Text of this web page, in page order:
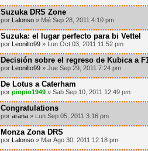
Suzuka DRS Zone
por Lalonso » Mié Sep 28, 2011 4:10 pm
Suzuka: el lugar perfecto para bi Vettel
por Leonilto99 » Lun Oct 03, 2011 11:52 pm
Decisión sobre el regreso de Kubica a
por Leonilto99 » Jue Sep 29, 2011 7:24 pm
De Lotus a Caterham
por piopio1949 » Sab Sep 10, 2011 12:49 pm
Congratulations
por arana » Lun Sep 05, 2011 3:16 pm
Monza Zona DRS
por Lalonso » Mar Ago 30, 2011 12:18 pm